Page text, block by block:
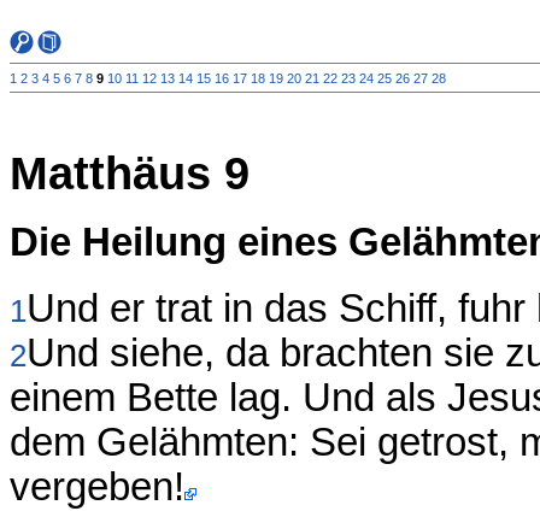
1 2 3 4 5 6 7 8 9 10 11 12 13 14 15 16 17 18 19 20 21 22 23 24 25 26 27 28
Matthäus 9
Die Heilung eines
1Und er trat in das Schiff,
2Und siehe, da brachten sie
einem Bette lag. Und als
dem Gelähmten: Sei getrost,
vergeben!